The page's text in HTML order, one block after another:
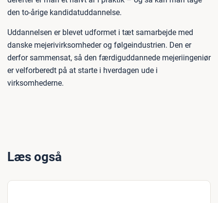
den to-årige kandidatuddannelse.
Uddannelsen er blevet udformet i tæt samarbejde med
danske mejerivirksomheder og følgeindustrien. Den er
derfor sammensat, så den færdiguddannede mejeriingeniør
er velforberedt på at starte i hverdagen ude i
virksomhederne.
Læs også